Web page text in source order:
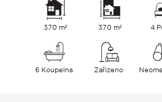
370 m² 370 m² 4
6 Koupelna Zařízeno